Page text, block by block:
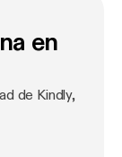
en
de Kindly,